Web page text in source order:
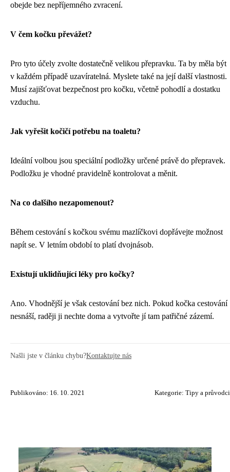
obejde bez nepříjemného zvracení.
V čem kočku převážet?
Pro tyto účely zvolte dostatečně velikou přepravku. Ta by měla být
v každém případě uzavíratelná. Myslete také na její další vlastnosti.
Musí zajišťovat bezpečnost pro kočku, včetně pohodlí a dostatku
vzduchu.
Jak vyřešit kočičí potřebu na toaletu?
Ideální volbou jsou speciální podložky určené právě do přepravek.
Podložku je vhodné pravidelně kontrolovat a měnit.
Na co dalšího nezapomenout?
Během cestování s kočkou svému mazlíčkovi dopřávejte možnost
napít se. V letním období to platí dvojnásob.
Existují uklidňující léky pro kočky?
Ano. Vhodnější je však cestování bez nich. Pokud kočka cestování
nesnáší, raději ji nechte doma a vytvořte jí tam patřičné zázemí.
Našli jste v článku chybu?Kontaktujte nás
Publikováno: 16. 10. 2021 Kategorie: Tipy a průvodci